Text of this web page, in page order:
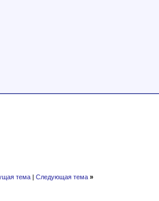
тема| Следующая тема »